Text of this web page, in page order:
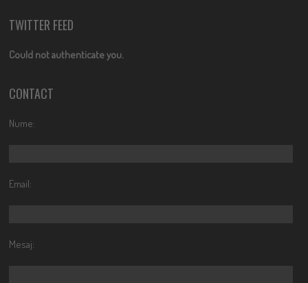
TWITTER FEED
Could not authenticate you.
CONTACT
Nume:
Email:
Mesaj: